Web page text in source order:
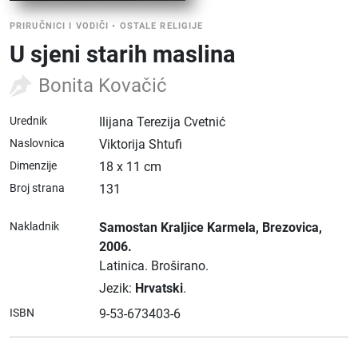
PRIRUČNICI I VODIČI • OSTALE RELIGIJE
U sjeni starih maslina
Bonita Kovačić
Urednik Ilijana Terezija Cvetnić
Naslovnica Viktorija Shtufi
Dimenzije 18 x 11 cm
Broj strana 131
Nakladnik Samostan Kraljice Karmela, Brezovica,
2006.
Latinica. Broširano.
Jezik: Hrvatski.
ISBN 9-53-673403-6